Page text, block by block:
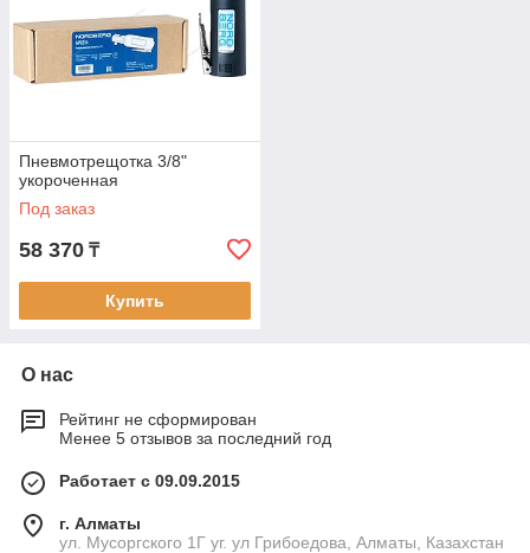
Пневмотрещотка 3/8"
укороченная
Под заказ
58 370 ₸
Купить
О нас
Рейтинг не сформирован
Менее 5 отзывов за последний год
Работает с 09.09.2015
г. Алматы
ул. Мусоргского 1Г уг. ул Грибоедова, Алматы, Казахстан